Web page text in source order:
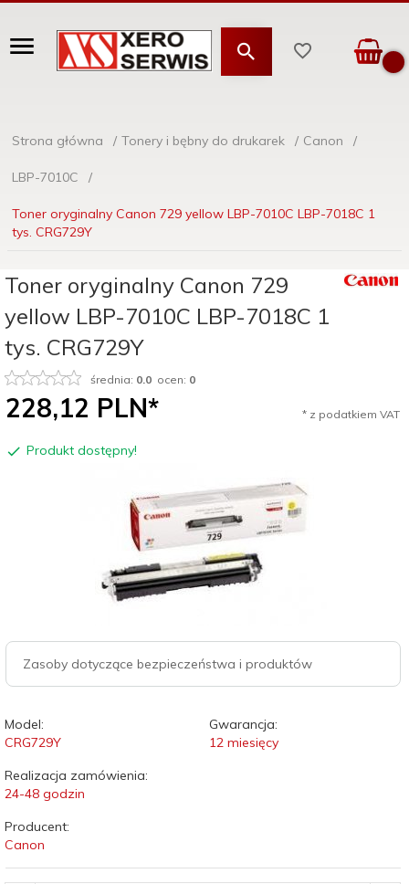
Strona główna Tonery i bębny do drukarek Canon
LBP-7010C
Toner oryginalny Canon 729 yellow LBP-7010C LBP-7018C 1
tys. CRG729Y
Toner oryginalny Canon 729
yellow LBP-7010C LBP-7018C 1
tys. CRG729Y
średnia: 0.0 ocen: 0
228,12 PLN* * z podatkiem VAT
Produkt dostępny!
Zasoby dotyczące bezpieczeństwa i produktów
Model:
CRG729Y
Gwarancja:
12 miesięcy
Realizacja zamówienia:
24-48 godzin
Producent:
Canon